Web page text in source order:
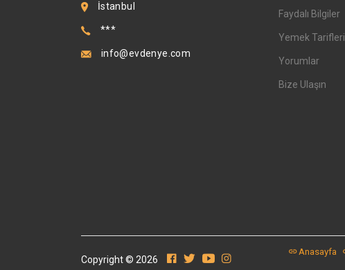
İstanbul
***
info@evdenye.com
Faydalı Bilgiler
Yemek Tarifleri
Yorumlar
Bize Ulaşın
Copyright © 2026
Anasayfa